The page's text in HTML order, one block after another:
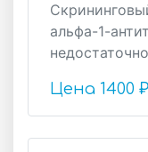
альфа-1-
Цена 1400 ₽